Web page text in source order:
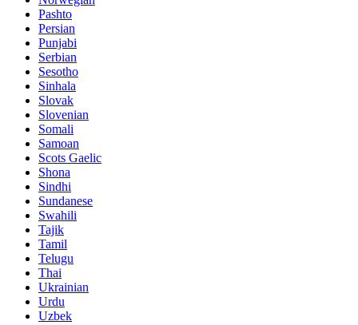
Pashto
Persian
Punjabi
Serbian
Sesotho
Sinhala
Slovak
Slovenian
Somali
Samoan
Scots Gaelic
Shona
Sindhi
Sundanese
Swahili
Tajik
Tamil
Telugu
Thai
Ukrainian
Urdu
Uzbek